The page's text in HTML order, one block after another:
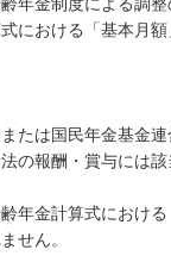
式における「基本月
たは国民年金基金
の報酬・賞与には該
年金計算式における
せん。